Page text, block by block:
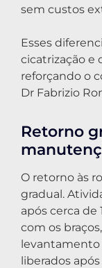
sem custos
Esses
cicatrização e
reforçando o
Dr Fabrizio
Retorno
O retorno às
gradual.
após cerca de
com os
levantamento
liberados